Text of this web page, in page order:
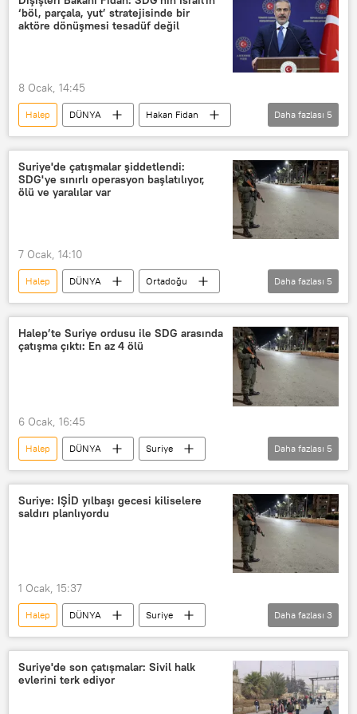
‘böl, parçala, yut’ stratejisinde bir
aktöre dönüşmesi tesadüf değil
8 Ocak, 14:45
Halep DÜNYA
Hakan Fidan
SDG
Ankara
Haberler
Türkiye
İslam İşbirliği Teşkilatı (İİT)
Daha fazlası 5
Suriye'de çatışmalar şiddetlendi:
SDG'ye sınırlı operasyon başlatılıyor,
ölü ve yaralılar var
7 Ocak, 14:10
Halep DÜNYA
Ortadoğu
Haberler
Şeyh Maksud
SDF
Suriye Demokratik Güçleri
Eşrefiye
Daha fazlası 5
Halep’te Suriye ordusu ile SDG arasında
çatışma çıktı: En az 4 ölü
6 Ocak, 16:45
Halep DÜNYA
Suriye
SDG
Suriye Demokratik Güçleri
Savunma Bakanlığı
Eşrefiye
Şeyh Maksud
Daha fazlası 5
Suriye: IŞİD yılbaşı gecesi kiliselere
saldırı planlıyordu
1 Ocak, 15:37
Halep DÜNYA
Suriye
IŞİD
İçişleri Bakanlığı
ABD
Haberler
Daha fazlası 3
Suriye'de son çatışmalar: Sivil halk
evlerini terk ediyor